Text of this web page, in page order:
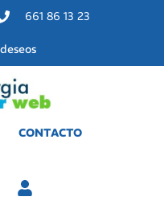
661 86 13 23
CONTACTO